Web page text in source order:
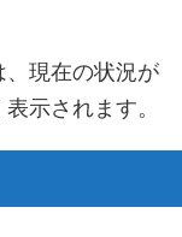
現在の状況が
示されます。